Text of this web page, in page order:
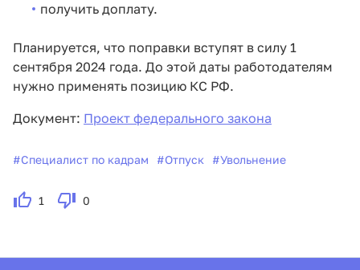
получить доплату.
Планируется, что поправки вступят в силу 1
сентября 2024 года. До этой даты работодателям
нужно применять позицию КС РФ.
Документ: Проект федерального закона
#Специалист по кадрам #Отпуск #Увольнение
1 0